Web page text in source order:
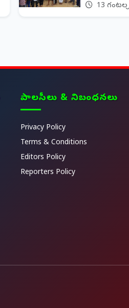
13 గంటల
పాలసీలు & నిబంధనలు
Privacy Policy
Terms & Conditions
Editors Policy
Reporters Policy